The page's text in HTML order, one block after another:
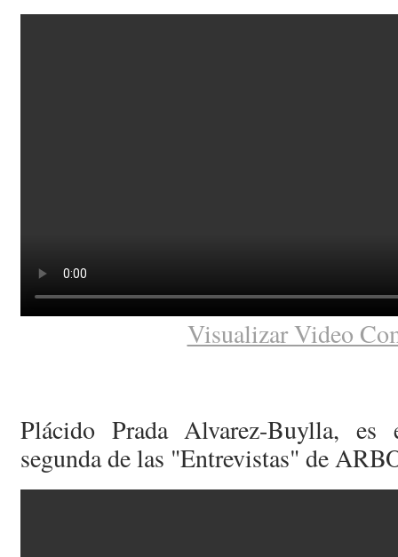
Visualizar Video
Plácido Prada Alvarez-Buylla,
segunda de las "Entrevistas" de